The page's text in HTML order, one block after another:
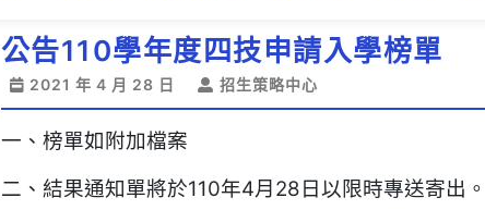
公告110學年度四技申請入學榜單
2021 年 4 月 28 日 招生策略中心
一、榜單如附加檔案
二、結果通知單將於110年4月28日以限時專送寄出。